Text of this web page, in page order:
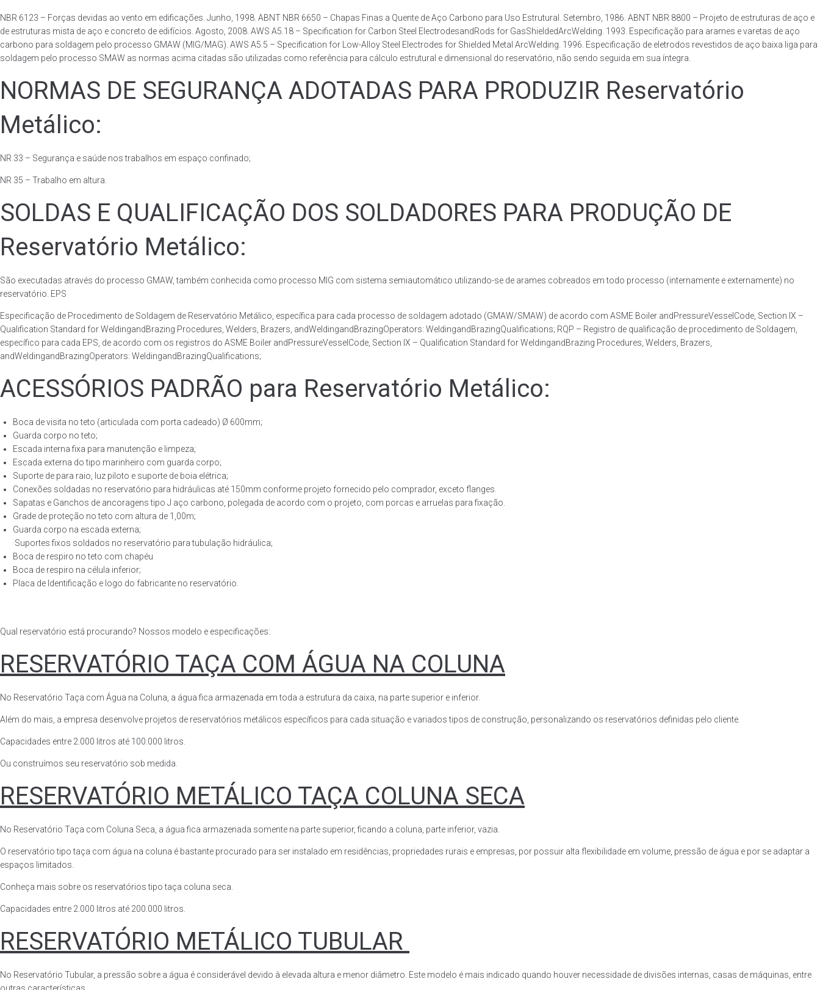
NBR 6123 – Forças devidas ao vento em edificações. Junho, 1998. ABNT NBR 6650 – Chapas Finas a Quente de Aço Carbono para Uso Estrutural. Setembro, 1986. ABNT NBR 8800 – Projeto de estruturas de aço e
de estruturas mista de aço e concreto de edifícios. Agosto, 2008. AWS A5.18 – Specification for Carbon Steel ElectrodesandRods for GasShieldedArcWelding. 1993. Especificação para arames e varetas de aço
carbono para soldagem pelo processo GMAW (MIG/MAG). AWS A5.5 – Specification for Low-Alloy Steel Electrodes for Shielded Metal ArcWelding. 1996. Especificação de eletrodos revestidos de aço baixa liga para
soldagem pelo processo SMAW as normas acima citadas são utilizadas como referência para cálculo estrutural e dimensional do reservatório, não sendo seguida em sua íntegra.
NORMAS DE SEGURANÇA ADOTADAS PARA PRODUZIR Reservatório
Metálico:
NR 33 – Segurança e saúde nos trabalhos em espaço confinado;
NR 35 – Trabalho em altura.
SOLDAS E QUALIFICAÇÃO DOS SOLDADORES PARA PRODUÇÃO DE
Reservatório Metálico:
São executadas através do processo GMAW, também conhecida como processo MIG com sistema semiautomático utilizando-se de arames cobreados em todo processo (internamente e externamente) no
reservatório. EPS
Especificação de Procedimento de Soldagem de Reservatório Metálico, específica para cada processo de soldagem adotado (GMAW/SMAW) de acordo com ASME Boiler andPressureVesselCode, Section IX –
Qualification Standard for WeldingandBrazing Procedures, Welders, Brazers, andWeldingandBrazingOperators: WeldingandBrazingQualifications; RQP – Registro de qualificação de procedimento de Soldagem,
específico para cada EPS, de acordo com os registros do ASME Boiler andPressureVesselCode, Section IX – Qualification Standard for WeldingandBrazing Procedures, Welders, Brazers,
andWeldingandBrazingOperators: WeldingandBrazingQualifications;
ACESSÓRIOS PADRÃO para Reservatório Metálico:
Boca de visita no teto (articulada com porta cadeado) Ø 600mm;
Guarda corpo no teto;
Escada interna fixa para manutenção e limpeza;
Escada externa do tipo marinheiro com guarda corpo;
Suporte de para raio, luz piloto e suporte de boia elétrica;
Conexões soldadas no reservatório para hidráulicas até 150mm conforme projeto fornecido pelo comprador, exceto flanges.
Sapatas e Ganchos de ancoragens tipo J aço carbono, polegada de acordo com o projeto, com porcas e arruelas para fixação.
Grade de proteção no teto com altura de 1,00m;
Guarda corpo na escada externa;
·Suportes fixos soldados no reservatório para tubulação hidráulica;
Boca de respiro no teto com chapéu
Boca de respiro na célula inferior;
Placa de Identificação e logo do fabricante no reservatório.
Qual reservatório está procurando? Nossos modelo e especificações:
RESERVATÓRIO TAÇA COM ÁGUA NA COLUNA
No Reservatório Taça com Água na Coluna, a água fica armazenada em toda a estrutura da caixa, na parte superior e inferior.
Além do mais, a empresa desenvolve projetos de reservatórios metálicos específicos para cada situação e variados tipos de construção, personalizando os reservatórios definidas pelo cliente.
Capacidades entre 2.000 litros até 100.000 litros.
Ou construímos seu reservatório sob medida.
RESERVATÓRIO METÁLICO TAÇA COLUNA SECA
No Reservatório Taça com Coluna Seca, a água fica armazenada somente na parte superior, ficando a coluna, parte inferior, vazia.
O reservatório tipo taça com água na coluna é bastante procurado para ser instalado em residências, propriedades rurais e empresas, por possuir alta flexibilidade em volume, pressão de água e por se adaptar a
espaços limitados.
Conheça mais sobre os reservatórios tipo taça coluna seca.
Capacidades entre 2.000 litros até 200.000 litros.
RESERVATÓRIO METÁLICO TUBULAR
No Reservatório Tubular, a pressão sobre a água é considerável devido à elevada altura e menor diâmetro. Este modelo é mais indicado quando houver necessidade de divisões internas, casas de máquinas, entre